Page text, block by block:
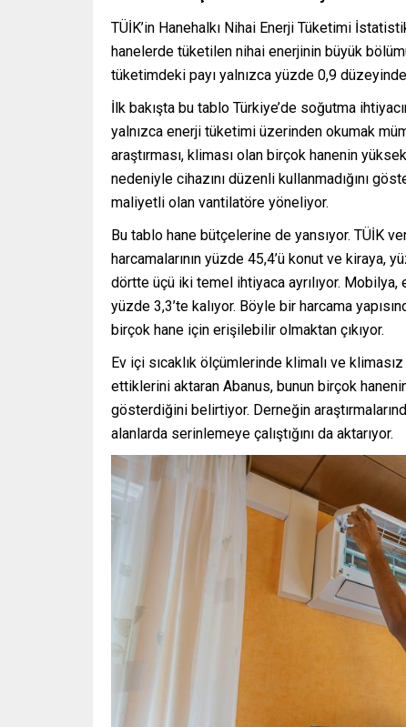
TÜİK’in Hanehalkı Nihai Enerji Tüketimi
hanelerde tüketilen nihai enerjinin büyük
tüketimdeki payı yalnızca yüzde 0,9 düzeyinde
İlk bakışta bu tablo Türkiye’de soğutma
yalnızca enerji tüketimi üzerinden okumak
araştırması, kliması olan birçok hanenin
nedeniyle cihazını düzenli kullanmadığını
maliyetli olan vantilatöre yöneliyor.
Bu tablo hane bütçelerine de yansıyor. TÜİK
harcamalarının yüzde 45,4’ü konut ve kiraya,
dörtte üçü iki temel ihtiyaca ayrılıyor.
yüzde 3,3’te kalıyor. Böyle bir harcama
birçok hane için erişilebilir olmaktan çıkıyor.
Ev içi sıcaklık ölçümlerinde klimalı ve
ettiklerini aktaran Abanus, bunun birçok
gösterdiğini belirtiyor. Derneğin
alanlarda serinlemeye çalıştığını da aktarıyor.